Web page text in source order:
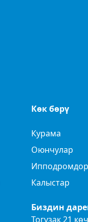
Көк бөрү
Курама
Оюнчулар
Ипподромдор
Калыстар
Биздин
Тогузак 21